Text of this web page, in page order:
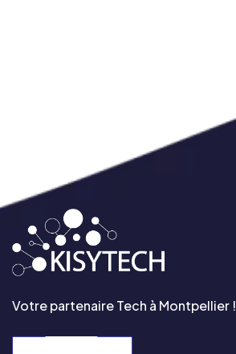
Votre partenaire Tech à Montpellier !